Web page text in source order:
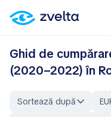
Ghid de
(2020–2022) în
Sortează după